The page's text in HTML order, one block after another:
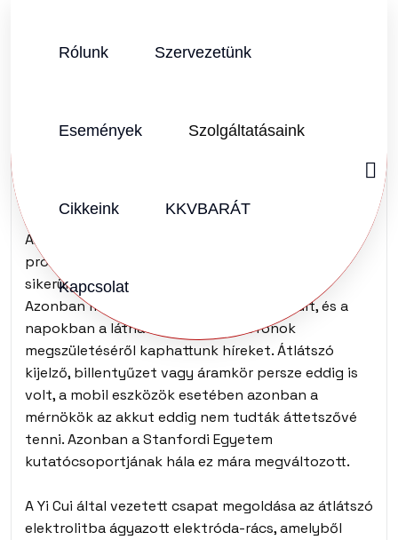
Rólunk Szervezetünk
Események Szolgáltatásaink
Cikkeink KKVBARÁT
Kapcsolat
SZERZŐ: KKVHÁZ SZERKESZTŐSÉG
Csúcstechnológia – út
Az átlátható mobiltelefonokkal már régóta
próbálkoznak a tudósok, azonban eddig nem
sikerült az akkumulátort láthatatlanná tenni.
Azonban mára már ez az akadály is elhárult, és a
napokban a láthatatlan mobiltelefonok
megszületéséről kaphattunk híreket. Átlátszó
kijelző, billentyűzet vagy áramkör persze eddig is
volt, a mobil eszközök esetében azonban a
mérnökök az akkut eddig nem tudták áttetszővé
tenni. Azonban a Stanfordi Egyetem
kutatócsoportjának hála ez mára megváltozott.
A Yi Cui által vezetett csapat megoldása az átlátszó
elektrolitba ágyazott elektróda-rács, amelyből